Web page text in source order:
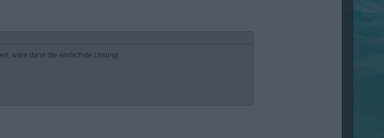
wäre dann die einfachste Lösung.